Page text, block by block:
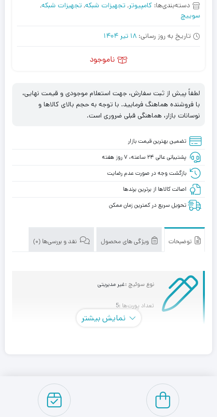
دسته‌بندی‌ها: کامپیوتر, تجهیزات شبکه, تجهیزات شبکه,
سوییچ
تاریخ به روز رسانی: 18 تیر 1404
ناموجود
لطفاً پیش از ثبت سفارش، جهت استعلام موجودی و قیمت نهایی،
با فروشنده هماهنگ فرمایید. با توجه به حجم بالای کالاها و
نوسانات بازار، هماهنگی قبلی ضروری است.
تضمین بهترین قیمت بازار
پشتیبانی عالی ۲۴ ساعته، ۷ روز هفته
بازگشت وجه در صورت عدم رضایت
اصالت کالاها از برترین برندها
تحویل سریع در کمترین زمان ممکن
توضیحات ویژگی های محصول نقد و بررسی‌ها (0)
نوع سوئیچ :غیر مدیریتی
تعداد پورت‌ها :5
جنس بدنه : پلاستیک
نمایش بیشتر